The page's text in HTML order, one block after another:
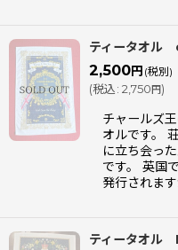
ティータオ
2,500円 (税別)
(税込: 2,750 円)
チャールズ
オルです。
に立ち会っ
です。 英国
発行されま
ティータオ